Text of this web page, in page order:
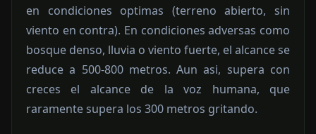
en condiciones optimas (terreno abierto, sin
viento en contra). En condiciones adversas como
bosque denso, lluvia o viento fuerte, el alcance se
reduce a 500-800 metros. Aun asi, supera con
creces el alcance de la voz humana, que
raramente supera los 300 metros gritando.